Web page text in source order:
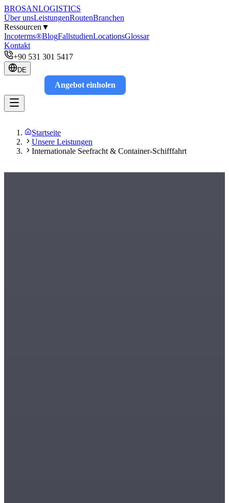
BROSANLOGISTICS
Über unsLeistungenRoutenBranchen
Ressourcen ▼
Incoterms®BlogFallstudienLocationsGlossar
Kontakt
+90 531 301 5417
DE
Angebot einholen
Startseite
Unsere Leistungen
Internationale Seefracht & Container-Schifffahrt